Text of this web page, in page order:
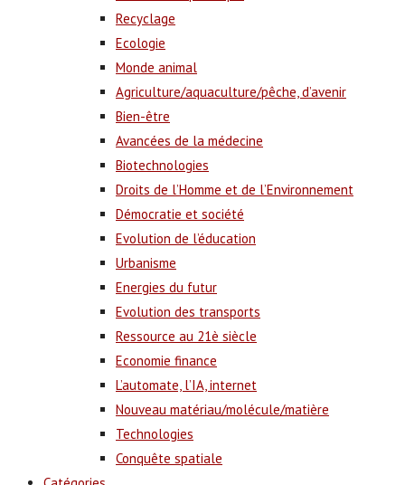
Recyclage
Ecologie
Monde animal
Agriculture/aquaculture/pêche, d’avenir
Bien-être
Avancées de la médecine
Biotechnologies
Droits de l’Homme et de l’Environnement
Démocratie et société
Evolution de l’éducation
Urbanisme
Energies du futur
Evolution des transports
Ressource au 21è siècle
Economie finance
L’automate, l’IA, internet
Nouveau matériau/molécule/matière
Technologies
Conquête spatiale